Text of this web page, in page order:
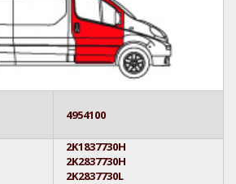
4954100
2K1837730H
2K2837730H
2K2837730L